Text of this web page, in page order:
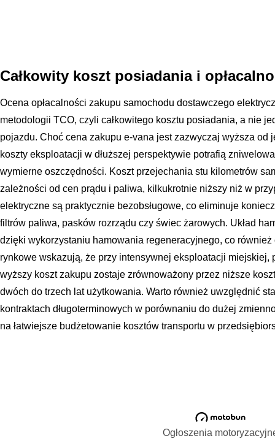
Całkowity koszt posiadania i
Ocena opłacalności zakupu samochodu dostawczego
metodologii TCO, czyli całkowitego kosztu posiadania, a nie
pojazdu. Choć cena zakupu e-vana jest zazwyczaj wyższa od
koszty eksploatacji w dłuższej perspektywie potrafią
wymierne oszczędności. Koszt przejechania stu kilometrów
zależności od cen prądu i paliwa, kilkukrotnie niższy niż w
elektryczne są praktycznie bezobsługowe, co eliminuje
filtrów paliwa, pasków rozrządu czy świec żarowych. Układ
dzięki wykorzystaniu hamowania regeneracyjnego, co
rynkowe wskazują, że przy intensywnej eksploatacji miejskiej,
wyższy koszt zakupu zostaje zrównoważony przez niższe
dwóch do trzech lat użytkowania. Warto również uwzględnić
kontraktach długoterminowych w porównaniu do dużej
na łatwiejsze budżetowanie kosztów transportu w
Ogłoszenia